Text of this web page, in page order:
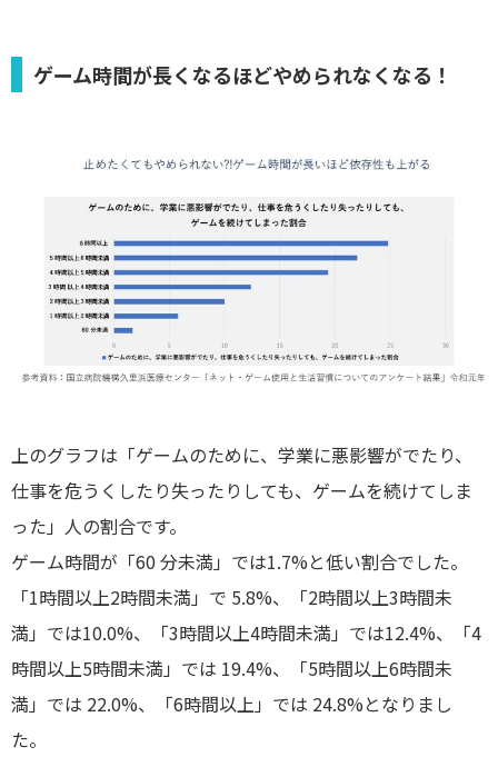
ゲーム時間が長くなるほどやめられなくなる！
上のグラフは「ゲームのために、学業に悪影響がでたり、
仕事を危うくしたり失ったりしても、ゲームを続けてしま
った」人の割合です。
ゲーム時間が「60 分未満」では1.7%と低い割合でした。
「1時間以上2時間未満」で 5.8%、「2時間以上3時間未
満」では10.0%、「3時間以上4時間未満」では12.4%、「4
時間以上5時間未満」では 19.4%、「5時間以上6時間未
満」では 22.0%、「6時間以上」では 24.8%となりまし
た。